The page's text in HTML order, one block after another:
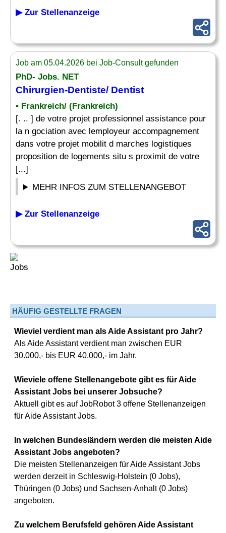
▶ Zur Stellenanzeige
Job am 05.04.2026 bei Job-Consult gefunden
PhD- Jobs. NET
Chirurgien-Dentiste/ Dentist
• Frankreich/ (Frankreich)
[. .. ] de votre projet professionnel assistance pour
la n gociation avec lemployeur accompagnement
dans votre projet mobilit d marches logistiques
proposition de logements situ s proximit de votre
[...]
MEHR INFOS ZUM STELLENANGEBOT
▶ Zur Stellenanzeige
HÄUFIG GESTELLTE FRAGEN
Wieviel verdient man als Aide Assistant pro Jahr?
Als Aide Assistant verdient man zwischen EUR
30.000,- bis EUR 40.000,- im Jahr.
Wieviele offene Stellenangebote gibt es für Aide
Assistant Jobs bei unserer Jobsuche?
Aktuell gibt es auf JobRobot 3 offene Stellenanzeigen
für Aide Assistant Jobs.
In welchen Bundesländern werden die meisten Aide
Assistant Jobs angeboten?
Die meisten Stellenanzeigen für Aide Assistant Jobs
werden derzeit in Schleswig-Holstein (0 Jobs),
Thüringen (0 Jobs) und Sachsen-Anhalt (0 Jobs)
angeboten.
Zu welchem Berufsfeld gehören Aide Assistant